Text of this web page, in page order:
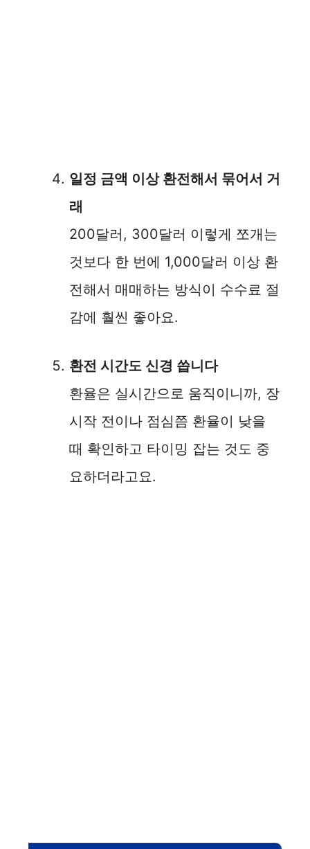
일정 금액 이상 환전해서 묶어서 거
래
200달러, 300달러 이렇게 쪼개는
것보다 한 번에 1,000달러 이상 환
전해서 매매하는 방식이 수수료 절
감에 훨씬 좋아요.
환전 시간도 신경 씁니다
환율은 실시간으로 움직이니까, 장
시작 전이나 점심쯤 환율이 낮을
때 확인하고 타이밍 잡는 것도 중
요하더라고요.